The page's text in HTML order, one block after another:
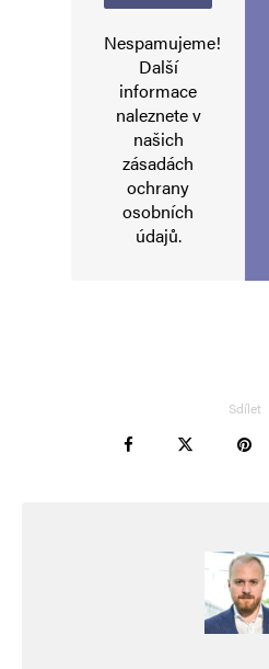
Uložit do prohlížeče jméno, e-mail a
Informujte mě o nových komentářích e-
Nespamujeme!
Další
informace
naleznete v
našich
zásadách
ochrany
osobních
údajů.
Sdílet